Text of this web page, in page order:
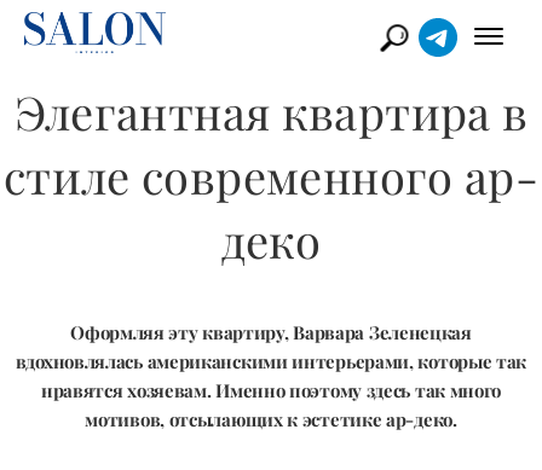
Элегантная квартира в
стиле современного ар-
деко
Оформляя эту квартиру, Варвара Зеленецкая
вдохновлялась американскими интерьерами, которые так
нравятся хозяевам. Именно поэтому здесь так много
мотивов, отсылающих к эстетике ар-деко.